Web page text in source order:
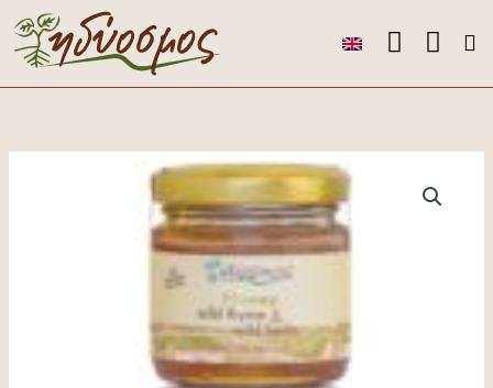
Μετάβαση
στο
περιεχόμενο